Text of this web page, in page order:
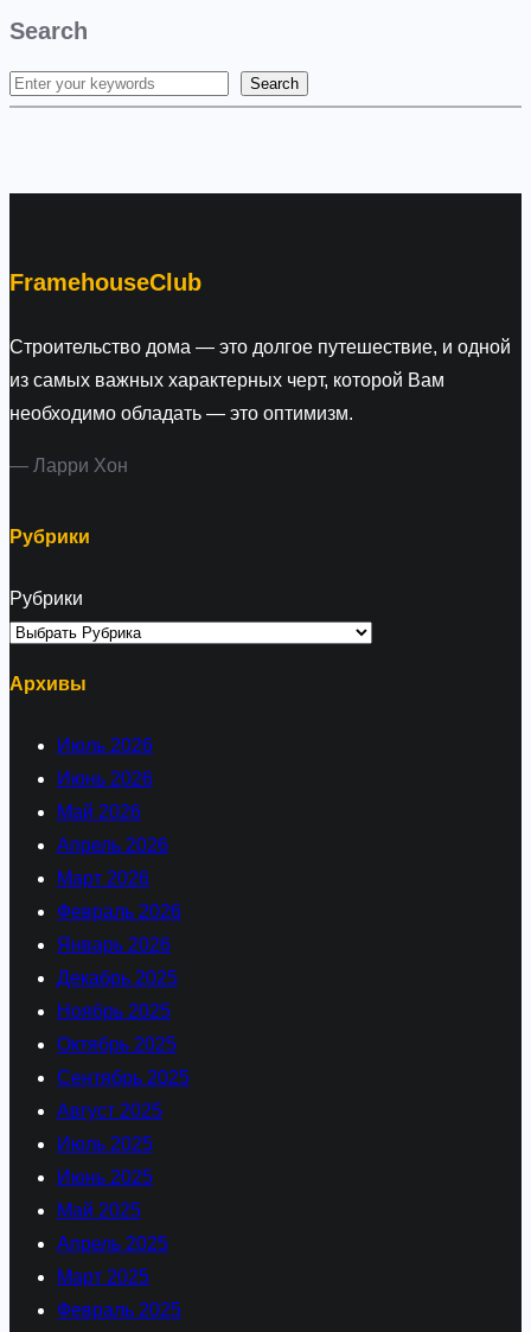
Search
S
Search
FramehouseClub
Строительство дома — это долгое путешествие, и одной
из самых важных характерных черт, которой Вам
необходимо обладать — это оптимизм.
— Ларри Хон
Рубрики
Рубрики
Архивы
Июль 2026
Июнь 2026
Май 2026
Апрель 2026
Март 2026
Февраль 2026
Январь 2026
Декабрь 2025
Ноябрь 2025
Октябрь 2025
Сентябрь 2025
Август 2025
Июль 2025
Июнь 2025
Май 2025
Апрель 2025
Март 2025
Февраль 2025